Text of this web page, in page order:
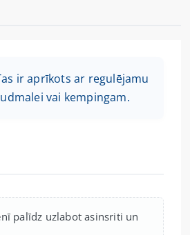
ir aprīkots ar regulējamu
vai kempingam.
palīdz uzlabot asinsriti un